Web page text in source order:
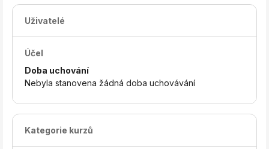
Uživatelé
Účel
Doba uchování
Nebyla stanovena žádná doba uchovávání
Kategorie kurzů